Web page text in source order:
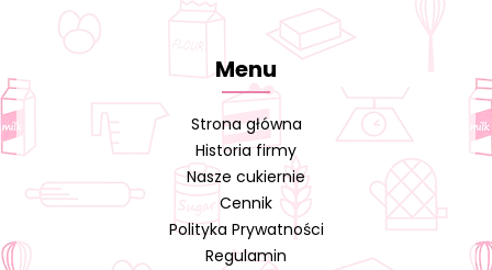
Menu
Strona główna
Historia firmy
Nasze cukiernie
Cennik
Polityka Prywatności
Regulamin